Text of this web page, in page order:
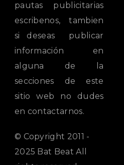
pautas publicitarias
escribenos, tambien
si deseas publicar
información en
alguna de la
secciones de este
sitio web no dudes
en contactarnos​.
© Copyright 2011 -
2025 Bat Beat All